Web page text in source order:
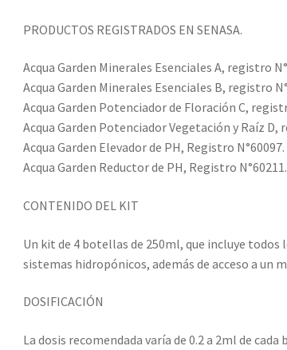
PRODUCTOS REGISTRADOS EN SENASA.
Acqua Garden Minerales Esenciales A, registro
Acqua Garden Minerales Esenciales B, registro
Acqua Garden Potenciador de Floración C,
Acqua Garden Potenciador Vegetación y Raíz D,
Acqua Garden Elevador de PH, Registro N°60097.
Acqua Garden Reductor de PH, Registro N°60211.
CONTENIDO DEL KIT
Un kit de 4 botellas de 250ml, que incluye
sistemas hidropónicos, además de acceso a un
DOSIFICACIÓN
La dosis recomendada varía de 0.2 a 2ml de